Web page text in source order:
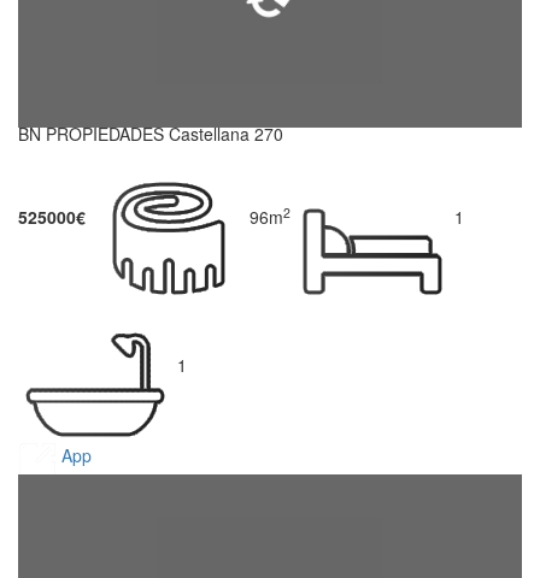
BN PROPIEDADES Castellana 270
525000€ 96m2 1
1
App